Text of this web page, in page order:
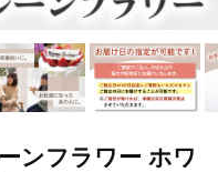
ンフラワー ホワ